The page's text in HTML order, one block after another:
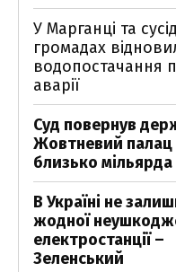
У Марганці та
громадах
водопостачання
аварії
Суд повернув
Жовтневий палац
близько мільярда
В Україні не
жодної
електростанції –
Зеленський